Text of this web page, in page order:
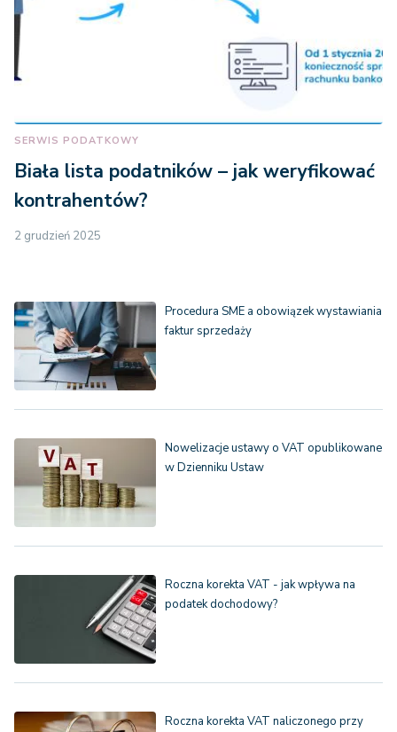
SERWIS PODATKOWY
Biała lista podatników – jak weryfikować
kontrahentów?
2 grudzień 2025
Procedura SME a obowiązek wystawiania
faktur sprzedaży
Nowelizacje ustawy o VAT opublikowane
w Dzienniku Ustaw
Roczna korekta VAT - jak wpływa na
podatek dochodowy?
Roczna korekta VAT naliczonego przy